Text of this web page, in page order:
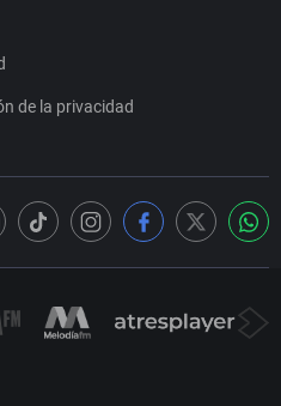
de la privacidad